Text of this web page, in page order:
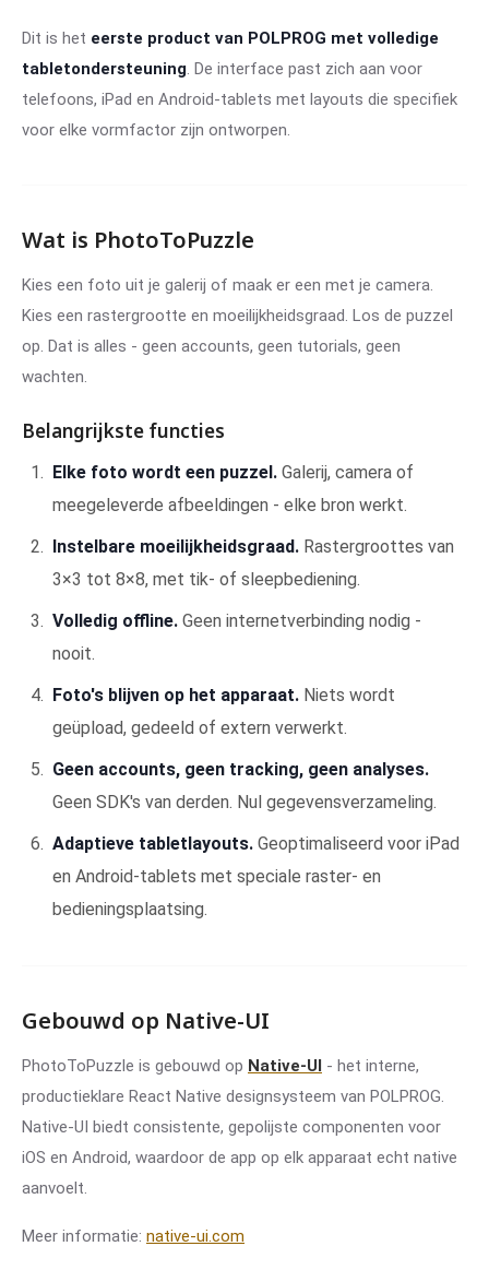
Dit is het eerste product van POLPROG met volledige
tabletondersteuning. De interface past zich aan voor
telefoons, iPad en Android-tablets met layouts die specifiek
voor elke vormfactor zijn ontworpen.
Wat is PhotoToPuzzle
Kies een foto uit je galerij of maak er een met je camera.
Kies een rastergrootte en moeilijkheidsgraad. Los de puzzel
op. Dat is alles - geen accounts, geen tutorials, geen
wachten.
Belangrijkste functies
Elke foto wordt een puzzel. Galerij, camera of
meegeleverde afbeeldingen - elke bron werkt.
Instelbare moeilijkheidsgraad. Rastergroottes van
3×3 tot 8×8, met tik- of sleepbediening.
Volledig offline. Geen internetverbinding nodig -
nooit.
Foto's blijven op het apparaat. Niets wordt
geüpload, gedeeld of extern verwerkt.
Geen accounts, geen tracking, geen analyses.
Geen SDK's van derden. Nul gegevensverzameling.
Adaptieve tabletlayouts. Geoptimaliseerd voor iPad
en Android-tablets met speciale raster- en
bedieningsplaatsing.
Gebouwd op Native-UI
PhotoToPuzzle is gebouwd op Native-UI - het interne,
productieklare React Native designsysteem van POLPROG.
Native-UI biedt consistente, gepolijste componenten voor
iOS en Android, waardoor de app op elk apparaat echt native
aanvoelt.
Meer informatie: native-ui.com